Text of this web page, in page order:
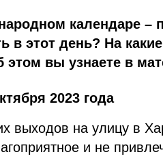
календаре –
в этот день? На
этом вы узнаете в
2023 года
выходов на улицу в
и не